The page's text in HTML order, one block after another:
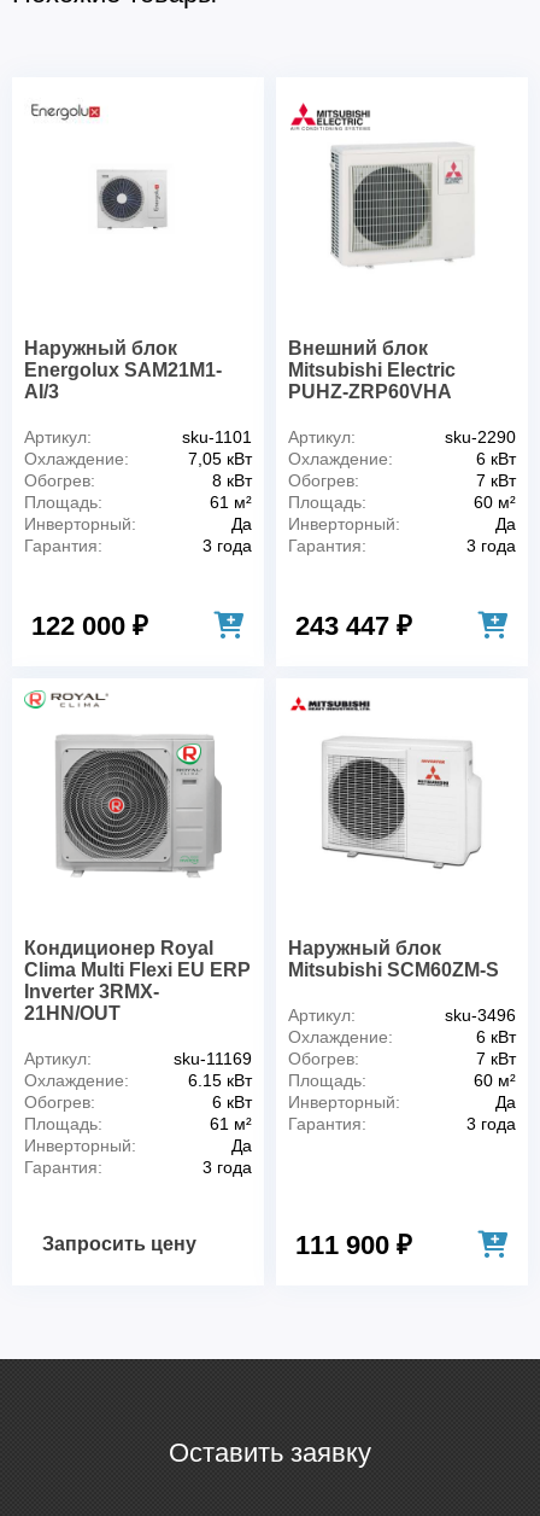
Наружный блок
Energolux SAM21M1-
AI/3
Артикул:
sku-1101
Охлаждение:
7,05 кВт
Обогрев:
8 кВт
Площадь:
61 м²
Инверторный:
Да
Гарантия:
3 года
122 000 ₽
Внешний блок
Mitsubishi Electric
PUHZ-ZRP60VHA
Артикул:
sku-2290
Охлаждение:
6 кВт
Обогрев:
7 кВт
Площадь:
60 м²
Инверторный:
Да
Гарантия:
3 года
243 447 ₽
Кондиционер Royal
Clima Multi Flexi EU ERP
Inverter 3RMX-
21HN/OUT
Артикул:
sku-11169
Охлаждение:
6.15 кВт
Обогрев:
6 кВт
Площадь:
61 м²
Инверторный:
Да
Гарантия:
3 года
Запросить цену
Наружный блок
Mitsubishi SCM60ZM-S
Артикул:
sku-3496
Охлаждение:
6 кВт
Обогрев:
7 кВт
Площадь:
60 м²
Инверторный:
Да
Гарантия:
3 года
111 900 ₽
Оставить заявку